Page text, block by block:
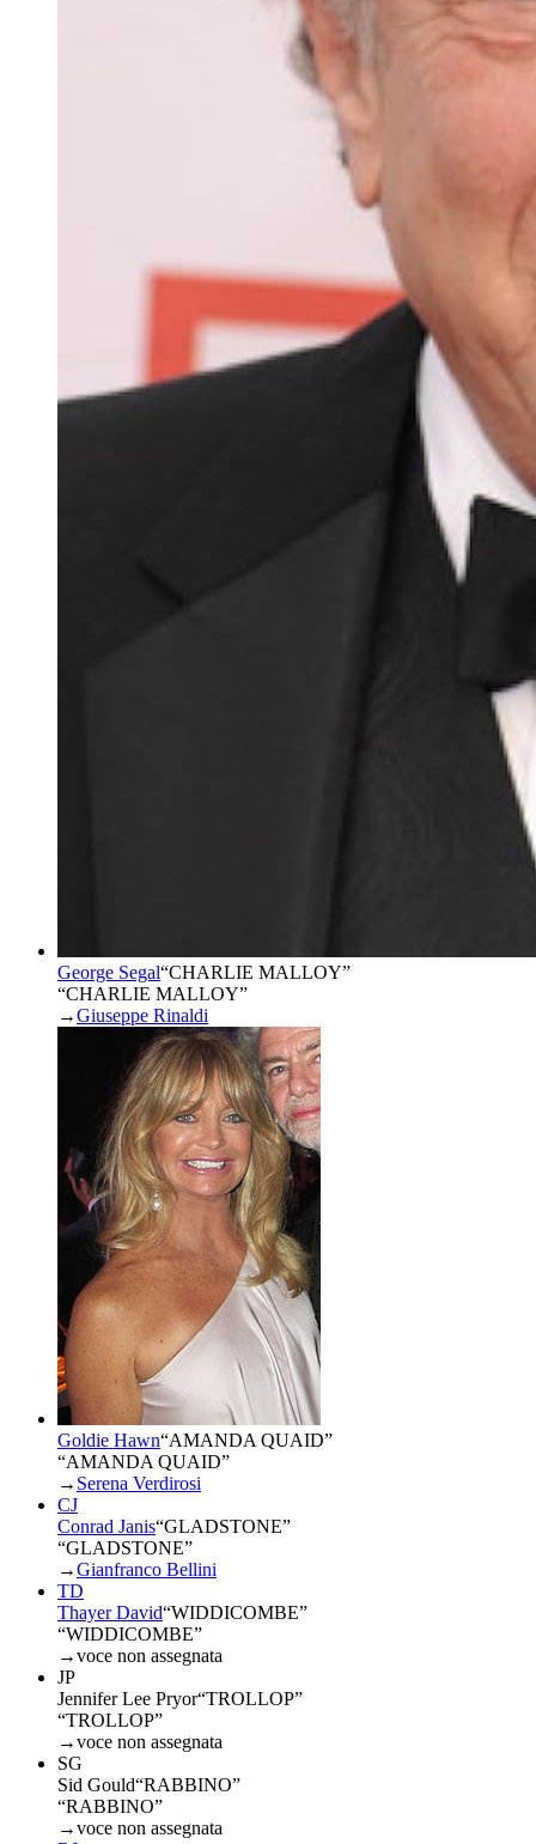
George Segal“CHARLIE MALLOY”
“CHARLIE MALLOY”
→Giuseppe Rinaldi
Goldie Hawn“AMANDA QUAID”
“AMANDA QUAID”
→ Serena Verdirosi
CJ
Conrad Janis“GLADSTONE”
“GLADSTONE”
→Gianfranco Bellini
TD
Thayer David“WIDDICOMBE”
“WIDDICOMBE”
→voce non assegnata
JP
Jennifer Lee Pryor“TROLLOP”
“TROLLOP”
→voce non assegnata
SG
Sid Gould“RABBINO”
“RABBINO”
→voce non assegnata